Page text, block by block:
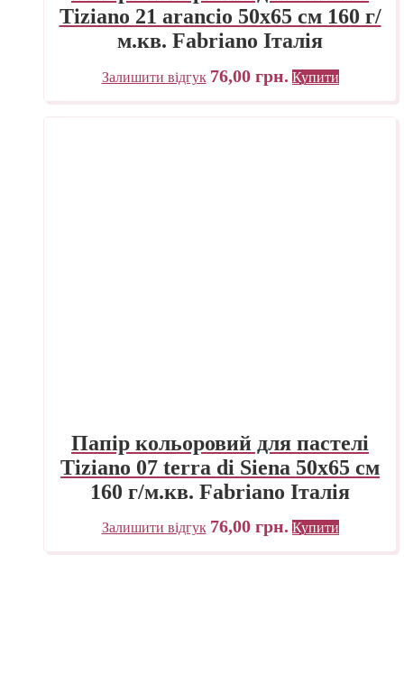
Tiziano 21 arancio 50х65 см 160 г/
м.кв. Fabriano Італія
Залишити відгук 76,00 грн. Купити
Папір кольоровий для пастелі
Tiziano 07 terra di Siena 50х65 см
160 г/м.кв. Fabriano Італія
Залишити відгук 76,00 грн. Купити